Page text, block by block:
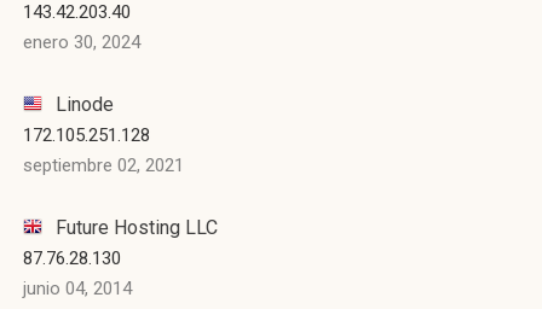
143.42.203.40
enero 30, 2024
Linode
172.105.251.128
septiembre 02, 2021
Future Hosting LLC
87.76.28.130
junio 04, 2014